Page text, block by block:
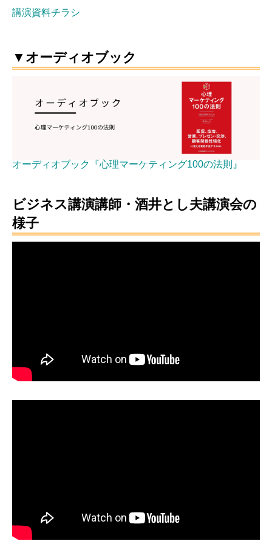
講演資料チラシ
▼オーディオブック
オーディオブック『心理マーケティング100の法則』
ビジネス講演講師・酒井とし夫講演会の
様子